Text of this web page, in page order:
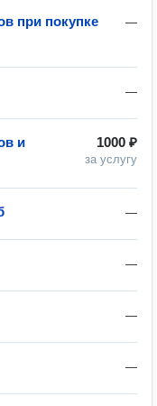
—
при покупке
—
1000 ₽
за услугу
и
—
—
—
—